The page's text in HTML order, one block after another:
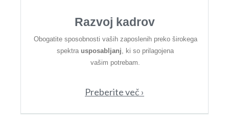
Razvoj kadrov
Obogatite sposobnosti vaših zaposlenih preko širokega
spektra usposabljanj , ki so prilagojena
vašim potrebam.
Preberite več ›